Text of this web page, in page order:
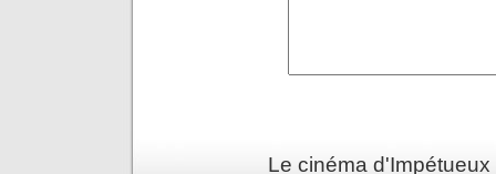
Le cinéma